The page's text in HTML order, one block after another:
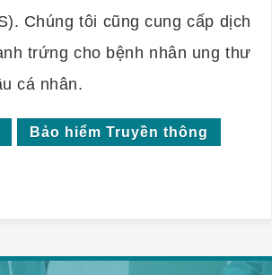
Chúng tôi cũng cung cấp dịch
trứng cho bệnh nhân ung thư
cá nhân.
Bảo hiểm Truyền thông